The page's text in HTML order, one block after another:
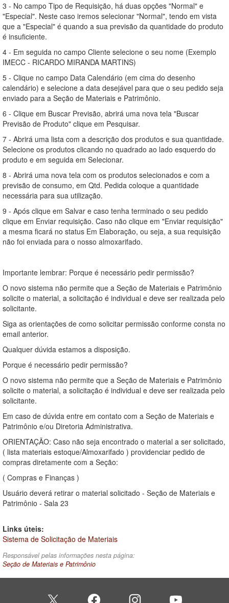
3 - No campo Tipo de Requisição, há duas opções "Normal" e
"Especial". Neste caso iremos selecionar "Normal", tendo em vista
que a "Especial" é quando a sua previsão da quantidade do produto
é insuficiente.
4 - Em seguida no campo Cliente selecione o seu nome (Exemplo
IMECC - RICARDO MIRANDA MARTINS)
5 - Clique no campo Data Calendário (em cima do desenho
calendário) e selecione a data desejável para que o seu pedido seja
enviado para a Seção de Materiais e Patrimônio.
6 - Clique em Buscar Previsão, abrirá uma nova tela "Buscar
Previsão de Produto" clique em Pesquisar.
7 - Abrirá uma lista com a descrição dos produtos e sua quantidade.
Selecione os produtos clicando no quadrado ao lado esquerdo do
produto e em seguida em Selecionar.
8 - Abrirá uma nova tela com os produtos selecionados e com a
previsão de consumo, em Qtd. Pedida coloque a quantidade
necessária para sua utilização.
9 - Após clique em Salvar e caso tenha terminado o seu pedido
clique em Enviar requisição. Caso não clique em "Enviar requisição"
a mesma ficará no status Em Elaboração, ou seja, a sua requisição
não foi enviada para o nosso almoxarifado.
Importante lembrar: Porque é necessário pedir permissão?
O novo sistema não permite que a Seção de Materiais e Patrimônio
solicite o material, a solicitação é individual e deve ser realizada pelo
solicitante.
Siga as orientações de como solicitar permissão conforme consta no
email anterior.
Qualquer dúvida estamos a disposição.
Porque é necessário pedir permissão?
O novo sistema não permite que a Seção de Materiais e Patrimônio
solicite o material, a solicitação é individual e deve ser realizada pelo
solicitante.
Em caso de dúvida entre em contato com a Seção de Materiais e
Patrimônio e/ou Diretoria Administrativa.
ORIENTAÇÃO: Caso não seja encontrado o material a ser solicitado,
( lista materiais estoque/Almoxarifado ) providenciar pedido de
compras diretamente com a Seção:
( Compras e Finanças )
Usuário deverá retirar o material solicitado - Seção de Materiais e
Patrimônio - Sala 23
Links úteis:
Sistema de Solicitação de Materiais
Responsável pelas informações nesta página:
Seção de Materiais e Patrimônio